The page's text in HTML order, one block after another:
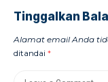
Tinggalkan
Alamat email Anda
ditandai *